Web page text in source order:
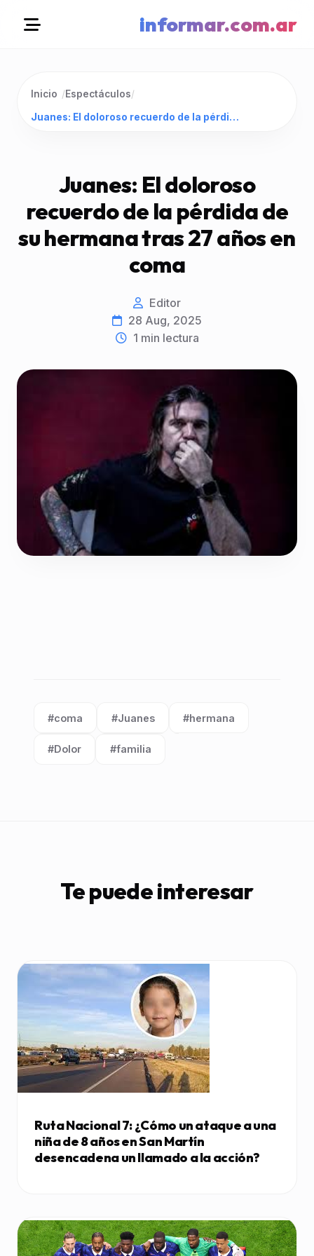
informar.com.ar
Inicio /Espectáculos/
Juanes: El doloroso recuerdo de la pérdida de su hermana tras 27 años en coma
Juanes: El doloroso
recuerdo de la pérdida de
su hermana tras 27 años en
coma
Editor
28 Aug, 2025
1 min lectura
Etiqueta:
#coma
Etiqueta:
#Juanes
Etiqueta:
#hermana
Etiqueta:
#Dolor
Etiqueta:
#familia
Te puede interesar
Ruta Nacional 7: ¿Cómo un ataque a una
niña de 8 años en San Martín
desencadena un llamado a la acción?